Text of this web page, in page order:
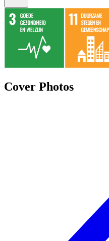
Cover Photos